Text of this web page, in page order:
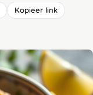
Kopieer link